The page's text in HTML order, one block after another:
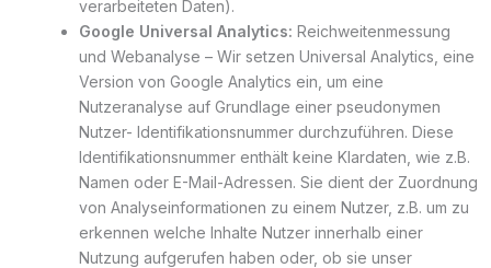
verarbeiteten Daten).
Google Universal Analytics: Reichweitenmessung
und Webanalyse – Wir setzen Universal Analytics, eine
Version von Google Analytics ein, um eine
Nutzeranalyse auf Grundlage einer pseudonymen
Nutzer- Identifikationsnummer durchzuführen. Diese
Identifikationsnummer enthält keine Klardaten, wie z.B.
Namen oder E-Mail-Adressen. Sie dient der Zuordnung
von Analyseinformationen zu einem Nutzer, z.B. um zu
erkennen welche Inhalte Nutzer innerhalb einer
Nutzung aufgerufen haben oder, ob sie unser